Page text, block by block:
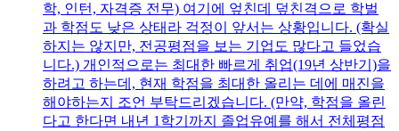
학, 인턴, 자격증 전무) 여기에 엎친데 덮친격으로 학벌
과 학점도 낮은 상태라 걱정이 앞서는 상황입니다. (확실
하지는 않지만, 전공평점을 보는 기업도 많다고 들었습
니다.) 개인적으로는 최대한 빠르게 취업(19년 상반기)을
하려고 하는데, 현재 학점을 최대한 올리는 데에 매진을
해야하는지 조언 부탁드리겠습니다. (만약, 학점을 올린
다고 한다면 내년 1학기까지 졸업유예를 해서 전체평점